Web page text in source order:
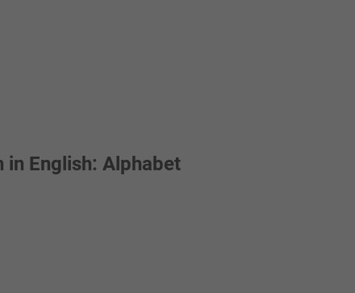
in English: Alphabet